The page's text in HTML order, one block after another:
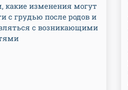
какие изменения могут
с грудью после родов и
с возникающими